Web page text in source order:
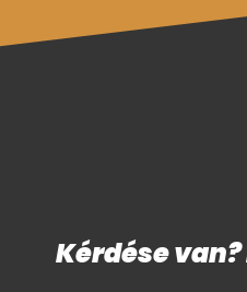
Kérdése